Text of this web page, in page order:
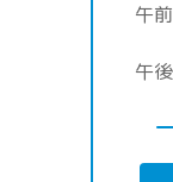
午
午